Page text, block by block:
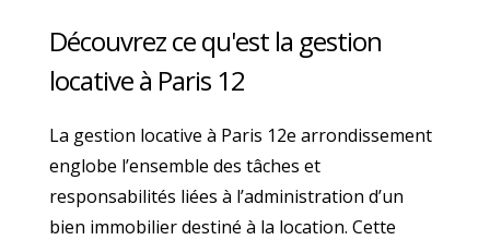
Découvrez ce qu'est la gestion
locative à Paris 12
La gestion locative à Paris 12e arrondissement
englobe l’ensemble des tâches et
responsabilités liées à l’administration d’un
bien immobilier destiné à la location. Cette